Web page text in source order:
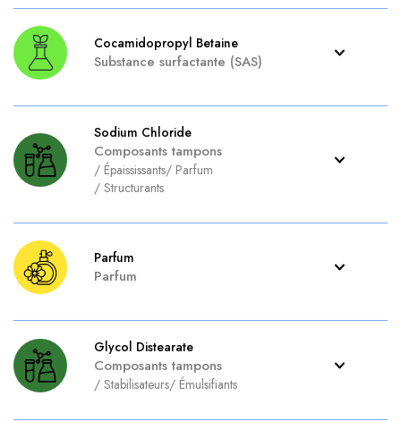
Cocamidopropyl Betaine
Substance surfactante (SAS)
Sodium Chloride
Composants tampons
/ Épaississants/ Parfum
/ Structurants
Parfum
Parfum
Glycol Distearate
Composants tampons
/ Stabilisateurs/ Émulsifiants